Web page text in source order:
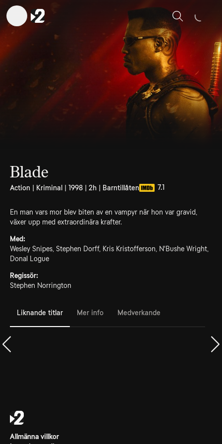
Sök
Blade
Action | Kriminal | 1998 | 2h | Barntillåten 7.1
En man vars mor blev biten av en vampyr när hon var gravid,
växer upp med extraordinära krafter.
Med:
Wesley Snipes, Stephen Dorff, Kris Kristofferson, N'Bushe Wright,
Donal Logue
Regissör:
Stephen Norrington
Liknande titlar Mer info Medverkande
Allmänna villkor